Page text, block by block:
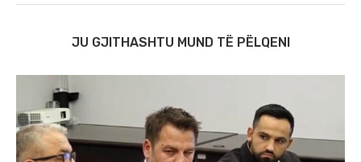
JU GJITHASHTU MUND TË PËLQENI